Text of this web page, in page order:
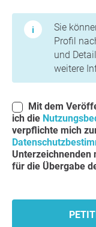
Sie
Profil
und
weitere
ich die
verpflichte mich
Unterzeichnenden
für die Übergabe